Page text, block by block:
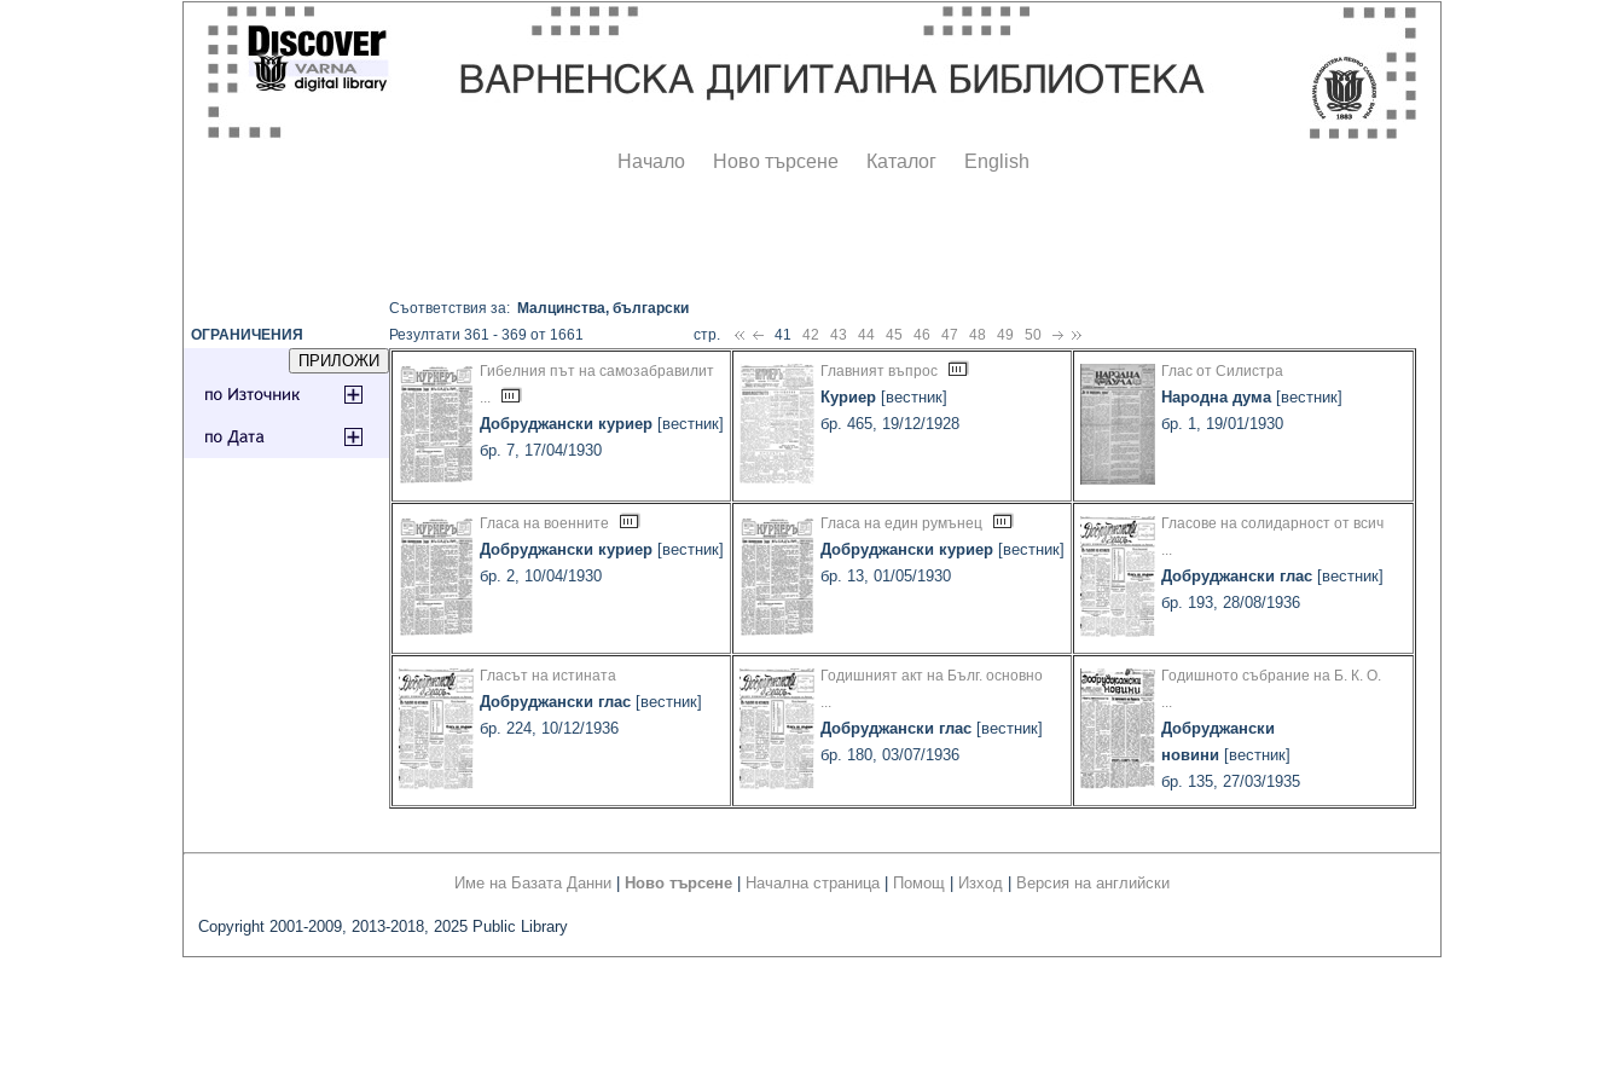
Начало Ново търсене Каталог English
ОГРАНИЧЕНИЯ
Съответствия за: Малцинства, български
Резултати 361 - 369 от 1661
стр. 41 42 43 44 45 46 47 48 49 50
Гибелния път на самозабравилит
...
Добруджански куриер [вестник]
бр. 7, 17/04/1930
Главният въпрос
Куриер [вестник]
бр. 465, 19/12/1928
Глас от Силистра
Народна дума[вестник]
бр. 1, 19/01/1930
Гласа на военните
Добруджански куриер [вестник]
бр. 2, 10/04/1930
Гласа на един румънец
Добруджански куриер [вестник]
бр. 13, 01/05/1930
Гласове на солидарност от всич
...
Добруджански глас [вестник]
бр. 193, 28/08/1936
Гласът на истината
Добруджански глас [вестник]
бр. 224, 10/12/1936
Годишният акт на Бълг. основно
...
Добруджански глас [вестник]
бр. 180, 03/07/1936
Годишното събрание на Б. К. О.
...
Добруджански
новини [вестник]
бр. 135, 27/03/1935
Име на Базата Данни Ново търсене Начална страница Помощ Изход Версия на английски
Copyright 2001-2009, 2013-2018, 2025 Public Library